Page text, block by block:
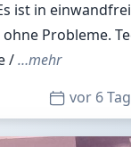
ist in
Probleme.
/…mehr
vor 6